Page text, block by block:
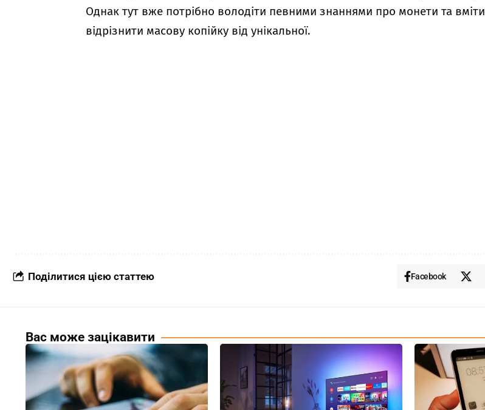
Однак тут вже потрібно володіти певними знаннями про монети та вміти
відрізнити масову копійку від унікальної.
Поділитися цією статтею Facebook
Вас може зацікавити